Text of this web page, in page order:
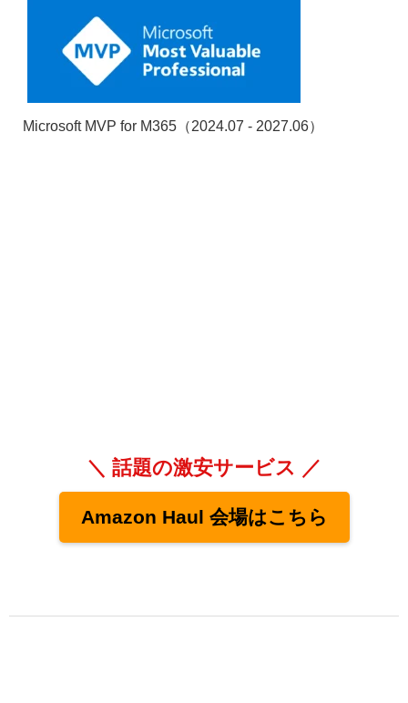
Microsoft MVP for M365（2024.07 - 2027.06）
＼ 話題の激安サービス ／
Amazon Haul 会場はこちら